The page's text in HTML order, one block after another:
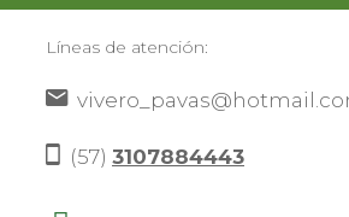
Líneas de atención:
(57) 3107884443